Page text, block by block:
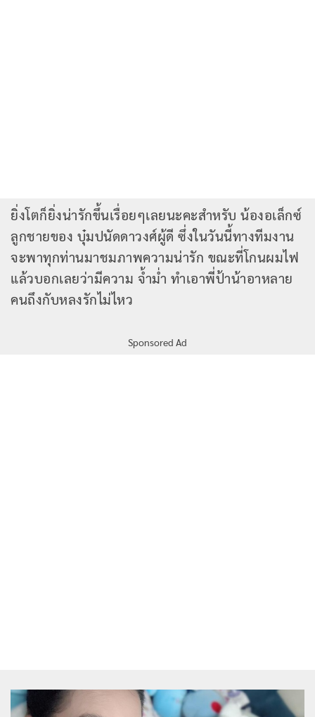
ยิ่งโตก็ยิ่งน่ารักขึ้นเรื่อยๆเลยนะคะสำหรับ น้องอเล็กซ์
ลูกชายของ บุ๋มปนัดดาวงศ์ผู้ดี ซึ่งในวันนี้ทางทีมงาน
จะพาทุกท่านมาชมภาพความน่ารัก ขณะที่โกนผมไฟ
แล้วบอกเลยว่ามีความ จ้ำม่ำ ทำเอาพี่ป้าน้าอาหลาย
คนถึงกับหลงรักไม่ไหว
Sponsored Ad